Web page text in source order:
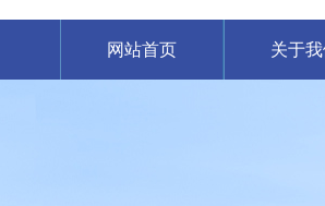
网站首页 关于